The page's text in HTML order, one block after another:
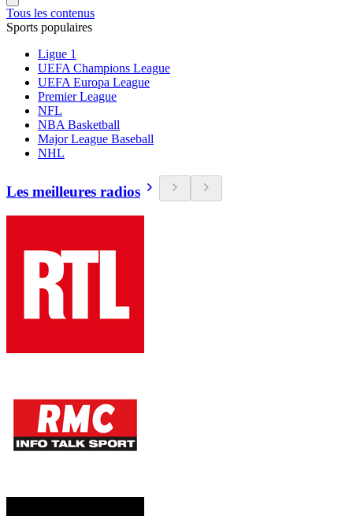
Tous les contenus
Sports populaires
Ligue 1
UEFA Champions League
UEFA Europa League
Premier League
NFL
NBA Basketball
Major League Baseball
NHL
Les meilleures radios